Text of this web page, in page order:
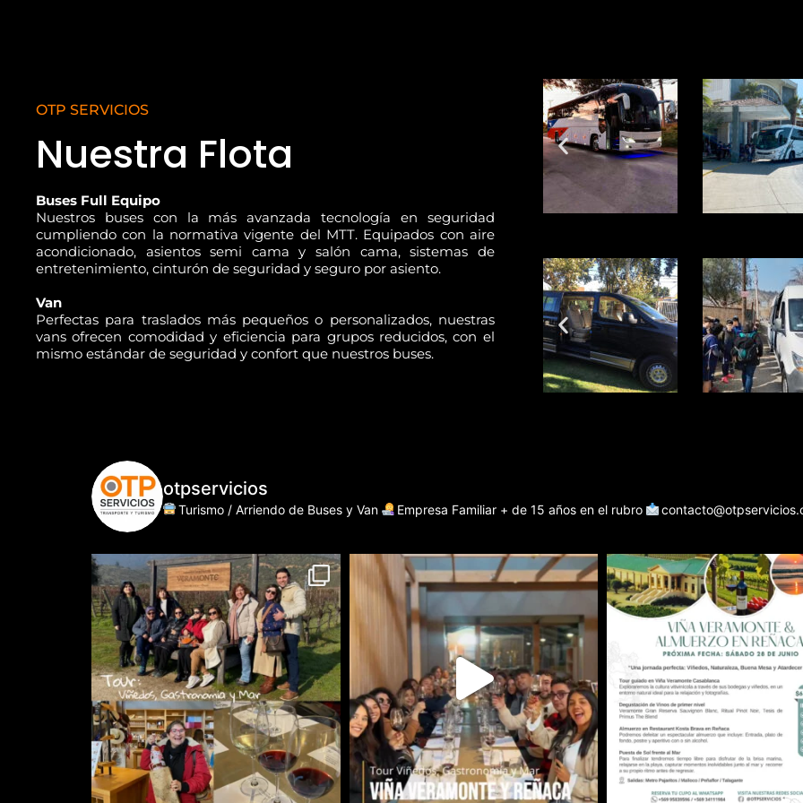
OTP SERVICIOS
Nuestra Flota
Buses Full Equipo
Nuestros buses con la más avanzada tecnología en seguridad
cumpliendo con la normativa vigente del MTT. Equipados con aire
acondicionado, asientos semi cama y salón cama, sistemas de
entretenimiento, cinturón de seguridad y seguro por asiento.
Van
Perfectas para traslados más pequeños o personalizados, nuestras
vans ofrecen comodidad y eficiencia para grupos reducidos, con el
mismo estándar de seguridad y confort que nuestros buses.
otpservicios
Turismo / Arriendo de Buses y Van Empresa Familiar + de 15 años en el rubro